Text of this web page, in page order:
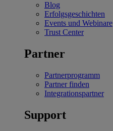
Blog
Erfolgsgeschichten
Events und Webinare
Trust Center
Partner
Partnerprogramm
Partner finden
Integrationspartner
Support